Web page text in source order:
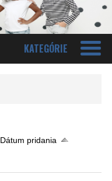
KATEGÓRIE
Dátum pridania